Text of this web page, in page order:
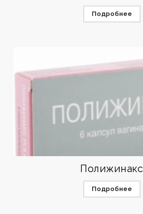
Подробнее
Полижинакс
Подробнее